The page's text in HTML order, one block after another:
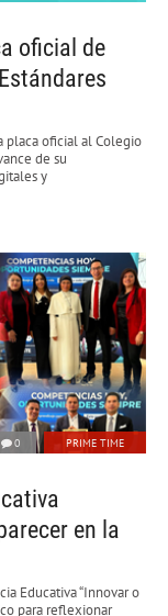
oficial de
placa oficial al Colegio
de su
y
0 PRIME TIME
en la
Educativa “Innovar o
para reflexionar